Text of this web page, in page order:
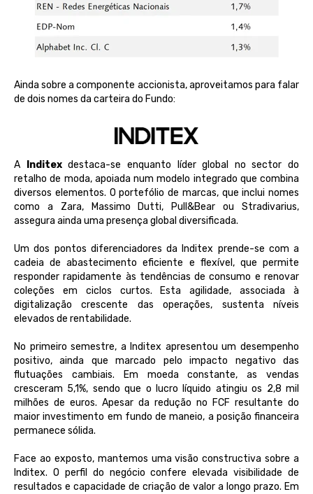
Ainda sobre acomponente accionista,aproveitamos para falar
de dois nomes da carteira do Fundo:
A Inditex destaca-se enquanto líder global no sector do
retalho de moda, apoiada num modelo integrado que combina
diversos elementos. O portefólio de marcas, que inclui nomes
como a Zara, Massimo Dutti, Pull&Bear ou Stradivarius,
assegura ainda uma presença global diversificada.
Um dos pontos diferenciadores da Inditex prende-se com a
cadeia de abastecimento eficiente e flexível, que permite
responder rapidamente às tendências de consumo e renovar
coleções em ciclos curtos. Esta agilidade, associada à
digitalização crescente das operações, sustenta níveis
elevados de rentabilidade.
No primeiro semestre, a Inditex apresentou um desempenho
positivo, ainda que marcado pelo impacto negativo das
flutuações cambiais. Em moeda constante, as vendas
cresceram 5,1%, sendo que o lucro líquido atingiu os 2,8 mil
milhões de euros. Apesar da redução no FCF resultante do
maior investimento em fundo de maneio, a posição financeira
permanece sólida.
Face ao exposto, mantemos uma visão constructiva sobre a
Inditex. O perfil do negócio confere elevada visibilidade de
resultados e capacidade de criação de valor a longo prazo. Em